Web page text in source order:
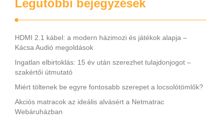
Legutóbbi bejegyzések
HDMI 2.1 kábel: a modern házimozi és játékok alapja –
Kácsa Audió megoldások
Ingatlan elbirtoklás: 15 év után szerezhet tulajdonjogot –
szakértői útmutató
Miért töltenek be egyre fontosabb szerepet a locsolótömlők?
Akciós matracok az ideális alvásért a Netmatrac
Webáruházban